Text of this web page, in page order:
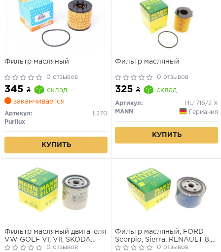
Фильтр масляный
0 отзывов
345 ₴
склад
заканчивается
Артикул:
L270
Purflux
КУПИТЬ
Фильтр масляный
0 отзывов
325 ₴ склад
Артикул:
HU 716/2 X
MANN
Германия
КУПИТЬ
Фильтр масляный двигателя
VW GOLF VI, VII, SKODA
FABIA III 1.0-1.5 TSI 12- (пр-во
0 отзывов
Фильтр масляный, FORD
Scorpio, Sierra, RENAULT 8,
10, 14, 16, 18, 20, 25, 30, Trafic,
0 отзывов